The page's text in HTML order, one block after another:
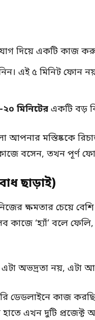
দিয়ে একটি কাজ
এই ৫ মিনিট ফোন
মিনিটের একটি বড়
আপনার মস্তিষ্ককে
বসেন, তখন পূর্ণ
ছাড়াই)
ক্ষমতার চেয়ে
কাজে ‘হ্যাঁ’ বলে
এটা অভদ্রতা নয়, এটা
ডেডলাইনে কাজ
এখন দুটি